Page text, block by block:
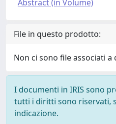
Abstract (in Volume)
File in questo prodotto:
Non ci sono file associati
I documenti in IRIS sono
tutti i diritti sono riservati,
indicazione.